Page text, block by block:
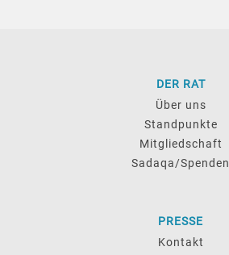
DER RAT
Über uns
Standpunkte
Mitgliedschaft
Sadaqa/Spenden
PRESSE
Kontakt